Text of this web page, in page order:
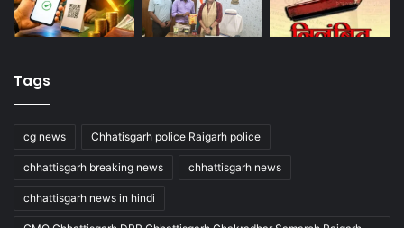
Tags
cg news Chhatisgarh police Raigarh police
chhattisgarh breaking news chhattisgarh news
chhattisgarh news in hindi